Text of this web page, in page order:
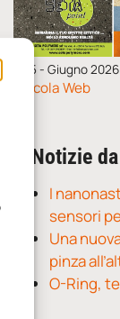
n.5 - Giugno 2026
Edicola Web
Notizie
I
sensori
Una
pinza
O-Ring,